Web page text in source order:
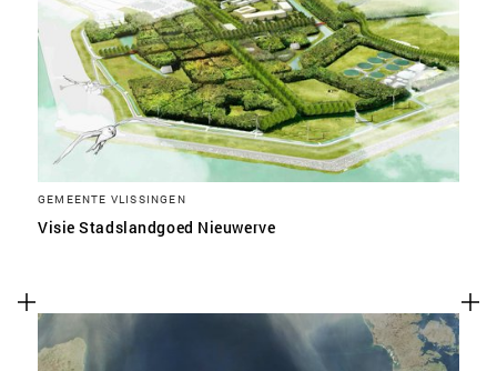
GEMEENTE VLISSINGEN
Visie Stadslandgoed Nieuwerve
SLA VOORKEUREN OP